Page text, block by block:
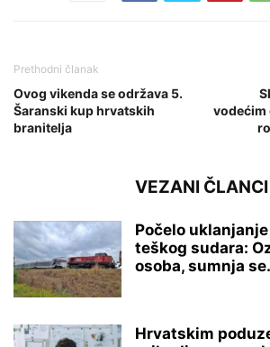
Prethodni članak
Ovog vikenda se održava 5.
Šaranski kup hrvatskih
branitelja
vodećim
VEZANI ČLANCI
Počelo
teškog sudara:
osoba, sumnja
Hrvatskim